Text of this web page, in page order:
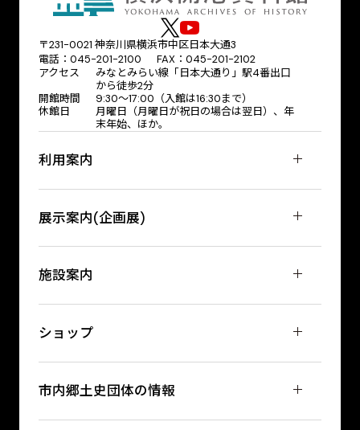
〒231-0021 神奈川県横浜市中区日本大通3
電話：045-201-2100 FAX：045-201-2102
アクセス
みなとみらい線「日本大通り」駅4番出口
から徒歩2分
開館時間
9:30〜17:00（入館は16:30まで）
休館日
月曜日（月曜日が祝日の場合は翌日）、年
末年始、ほか。
利用案内
展示案内(企画展)
施設案内
ショップ
市内郷土史団体の情報